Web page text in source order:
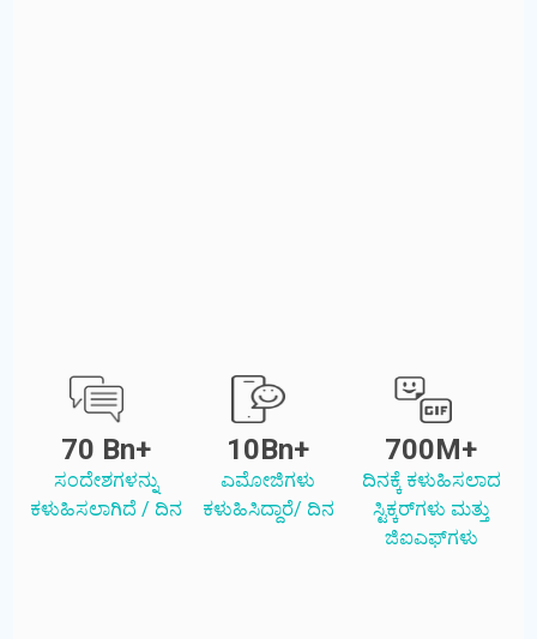
70 Bn+
ಸಂದೇಶಗಳನ್ನು
ಕಳುಹಿಸಲಾಗಿದೆ / ದಿನ
10Bn+
ಎಮೋಜಿಗಳು
ಕಳುಹಿಸಿದ್ದಾರೆ/ ದಿನ
700M+
ದಿನಕ್ಕೆ ಕಳುಹಿಸಲಾದ
ಸ್ಟಿಕ್ಕರ್‌ಗಳು ಮತ್ತು
ಜಿಐಎಫ್‌ಗಳು